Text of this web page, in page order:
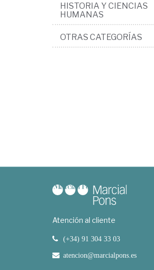
HISTORIA Y CIENCIAS
HUMANAS
OTRAS CATEGORÍAS
Atención al cliente
(+34) 91 304 33 03
atencion@marcialpons.es